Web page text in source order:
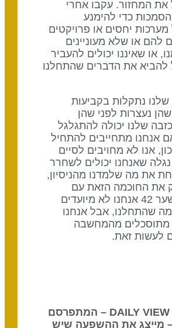
המחזור. עקבו אחרי
כדי להימנע
יחסים או פרויקטים
להם או שלא מעוניינים
או שאיננו יכולים להעביר
להביא את הדברים שהתחלנו
נתקלות בקביעות
נעצרות לפני שהן
שלנו יכולה להתגלגל
אנחנו מתחייבים להתחיל
אנו לא מחויבים לסיים
שאנחנו יכולים לשחרר
את מה שלמדנו מהניסיון,
את החוכמה הזאת עם
אחרים. ללא שער 42 אנחנו לא מיועדים
שהתחלנו, אבל אנחנו
מתוסכלים מהמחשבה
לעשות זאת.
“הנוף היומי” DAILY VIEW – המתפרסם
את ההשפעה שיש